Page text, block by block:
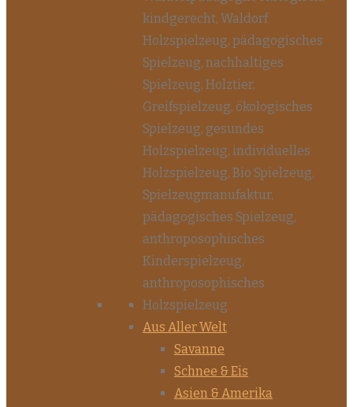
Aus Aller Welt
Savanne
Schnee & Eis
Asien & Amerika